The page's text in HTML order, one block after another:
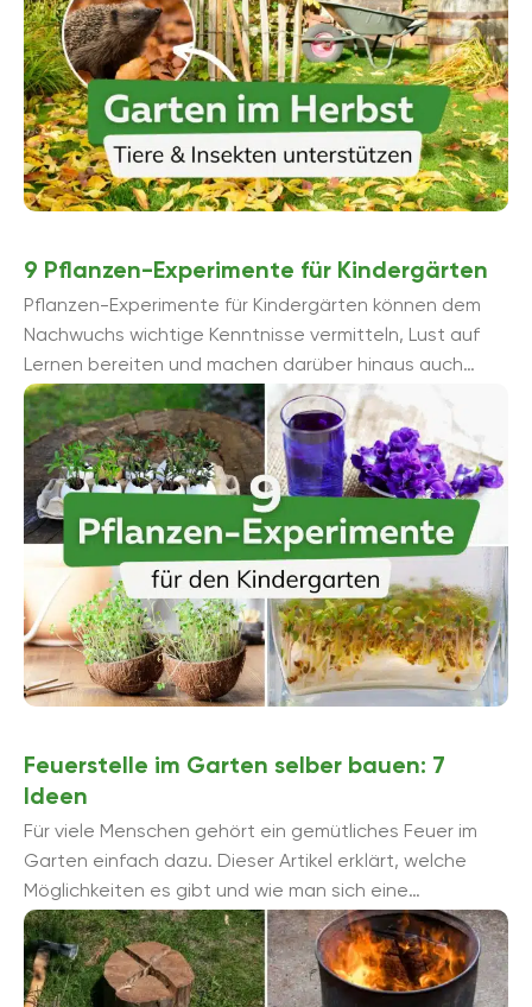
9 Pflanzen-Experimente für Kindergärten
Pflanzen-Experimente für Kindergärten können dem
Nachwuchs wichtige Kenntnisse vermitteln, Lust auf
Lernen bereiten und machen darüber hinaus auch
noch Spaß. Doch welches Pflanzen-Experiment ist
ungefährlich ...
Feuerstelle im Garten selber bauen: 7
Ideen
Für viele Menschen gehört ein gemütliches Feuer im
Garten einfach dazu. Dieser Artikel erklärt, welche
Möglichkeiten es gibt und wie man sich eine
Feuerstelle leicht ...